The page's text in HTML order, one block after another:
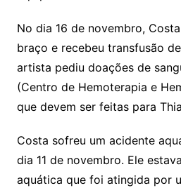
No dia 16 de novembro,
braço e recebeu transfusão
artista pediu doações de
(Centro de Hemoterapia e
que devem ser feitas para
Costa sofreu um acidente
dia 11 de novembro. Ele
aquática que foi atingida por